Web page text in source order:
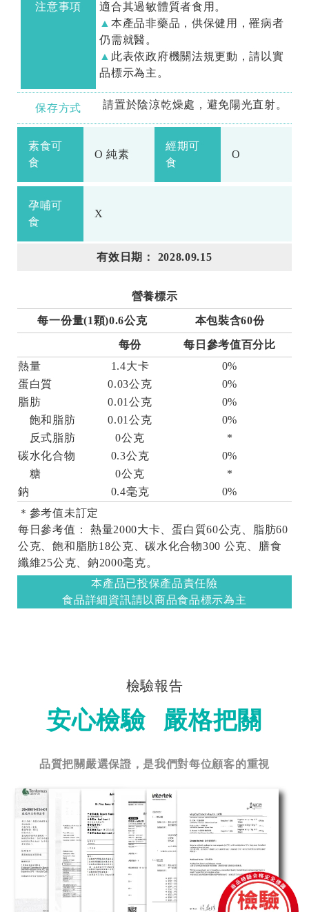
注意事項
適合其過敏體質者食用。
本產品非藥品，供保健用，罹病者
仍需就醫。
此表依政府機關法規更動，請以實
品標示為主。
保存方式 請置於陰涼乾燥處，避免陽光直射。
素食可
食
O 純素
經期可
食
O
孕哺可
食
X
有效日期： 2028.09.15
營養標示
每一份量(1顆)0.6公克 本包裝含60份
每份
每日參考值百分比
熱量
1.4大卡
0%
蛋白質
0.03公克
0%
脂肪
0.01公克
0%
飽和脂肪
0.01公克
0%
反式脂肪
0公克
*
碳水化合物
0.3公克
0%
糖
0公克
*
鈉
0.4毫克
0%
＊參考值未訂定
每日參考值： 熱量2000大卡、蛋白質60公克、脂肪60
公克、飽和脂肪18公克、碳水化合物300 公克、膳食
纖維25公克、鈉2000毫克。
本產品已投保產品責任險
食品詳細資訊請以商品食品標示為主
檢驗報告
安心檢驗 嚴格把關
品質把關嚴選保證，是我們對每位顧客的重視